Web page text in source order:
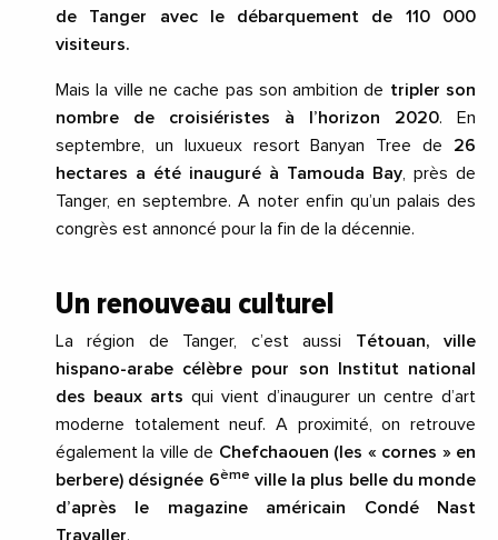
de Tanger avec le débarquement de 110 000
visiteurs.
Mais la ville ne cache pas son ambition de tripler son
nombre de croisiéristes à l’horizon 2020. En
septembre, un luxueux resort Banyan Tree de 26
hectares a été inauguré à Tamouda Bay , près de
Tanger, en septembre. A noter enfin qu’un palais des
congrès est annoncé pour la fin de la décennie.
Un renouveau culturel
La région de Tanger, c’est aussi Tétouan, ville
hispano-arabe célèbre pour son Institut national
des beaux arts qui vient d’inaugurer un centre d’art
moderne totalement neuf. A proximité, on retrouve
également la ville de Chefchaouen (les « cornes » en
berbere) désignée 6ème ville la plus belle du monde
d’après le magazine américain Condé Nast
Travaller.